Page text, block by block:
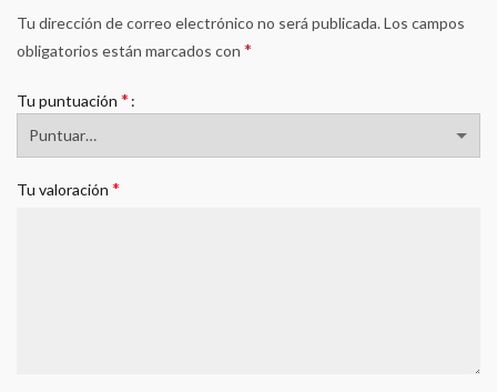
Tu dirección de correo electrónico no será publicada.Los campos
obligatorios están marcados con *
Tu puntuación *
Tu valoración *